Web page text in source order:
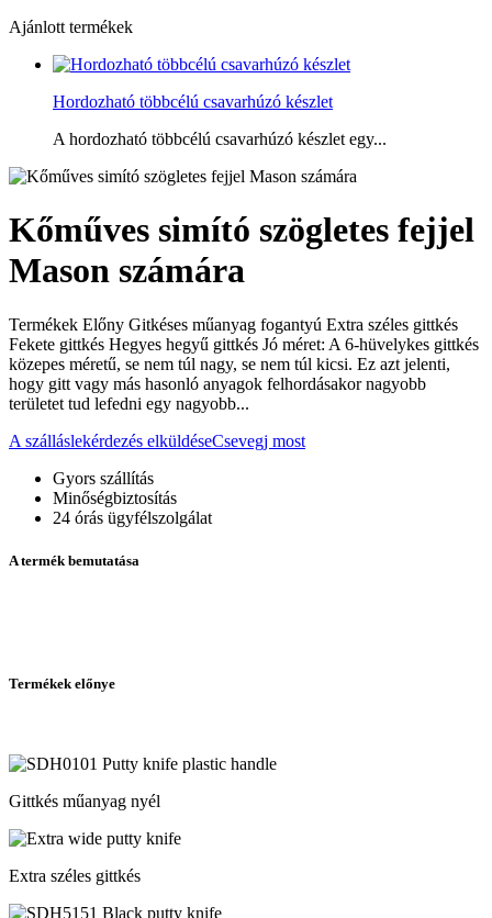
Ajánlott termékek
Hordozható többcélú csavarhúzó készlet
A hordozható többcélú csavarhúzó készlet egy...
Kőműves simító szögletes fejjel
Mason számára
Termékek Előny Gitkéses műanyag fogantyú Extra széles gittkés
Fekete gittkés Hegyes hegyű gittkés Jó méret: A 6-hüvelykes gittkés
közepes méretű, se nem túl nagy, se nem túl kicsi. Ez azt jelenti,
hogy gitt vagy más hasonló anyagok felhordásakor nagyobb
területet tud lefedni egy nagyobb...
A szálláslekérdezés elküldéseCsevegj most
Gyors szállítás
Minőségbiztosítás
24 órás ügyfélszolgálat
A termék bemutatása
Termékek előnye
Gittkés műanyag nyél
Extra széles gittkés